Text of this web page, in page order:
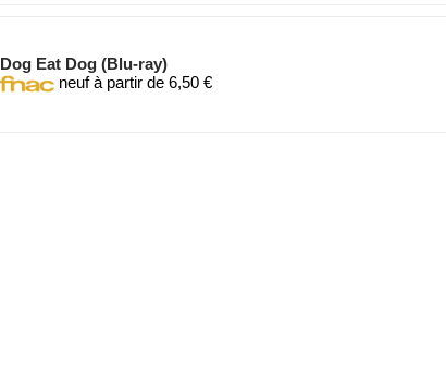
Dog Eat Dog (Blu-ray)
neuf à partir de 6,50 €